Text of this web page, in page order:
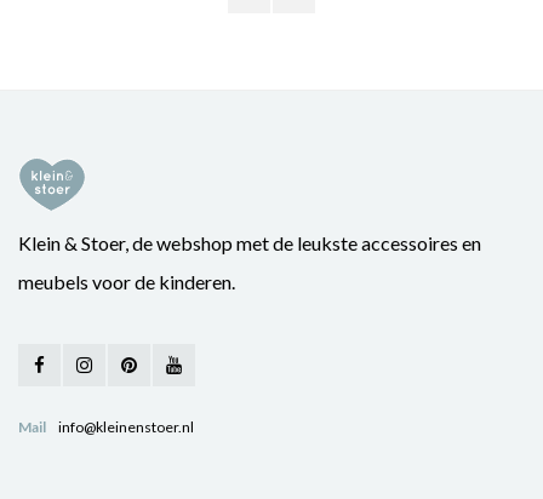
Klein & Stoer, de webshop met de leukste accessoires en
meubels voor de kinderen.
Mail info@kleinenstoer.nl